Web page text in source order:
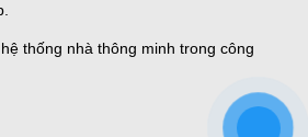
thống nhà thông minh trong công